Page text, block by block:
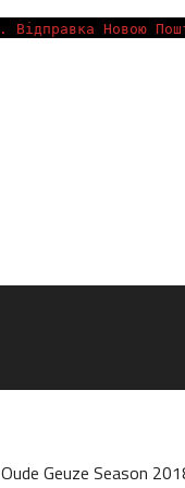
Відправка Новою
Geuze Season